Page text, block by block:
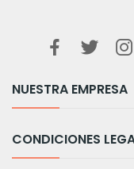
NUESTRA EMPRESA
CONDICIONES